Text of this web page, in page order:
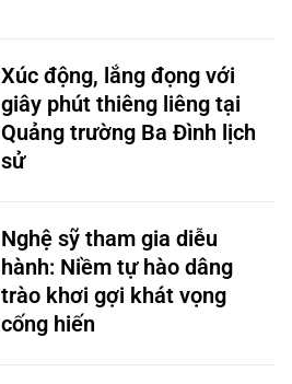
Xúc động, lắng đọng với
giây phút thiêng liêng tại
Quảng trường Ba Đình lịch
sử
Nghệ sỹ tham gia diễu
hành: Niềm tự hào dâng
trào khơi gợi khát vọng
cống hiến